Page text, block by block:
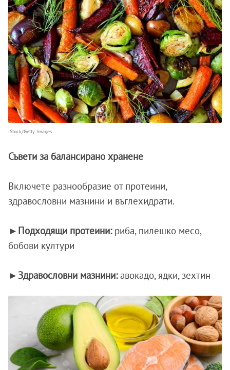
iStock/Getty Images
Съвети за балансирано хранене
Включете разнообразие от протеини,
здравословни мазнини и въглехидрати.
►Подходящи протеини:риба, пилешко месо,
бобови култури
►Здравословни мазнини:авокадо, ядки, зехтин